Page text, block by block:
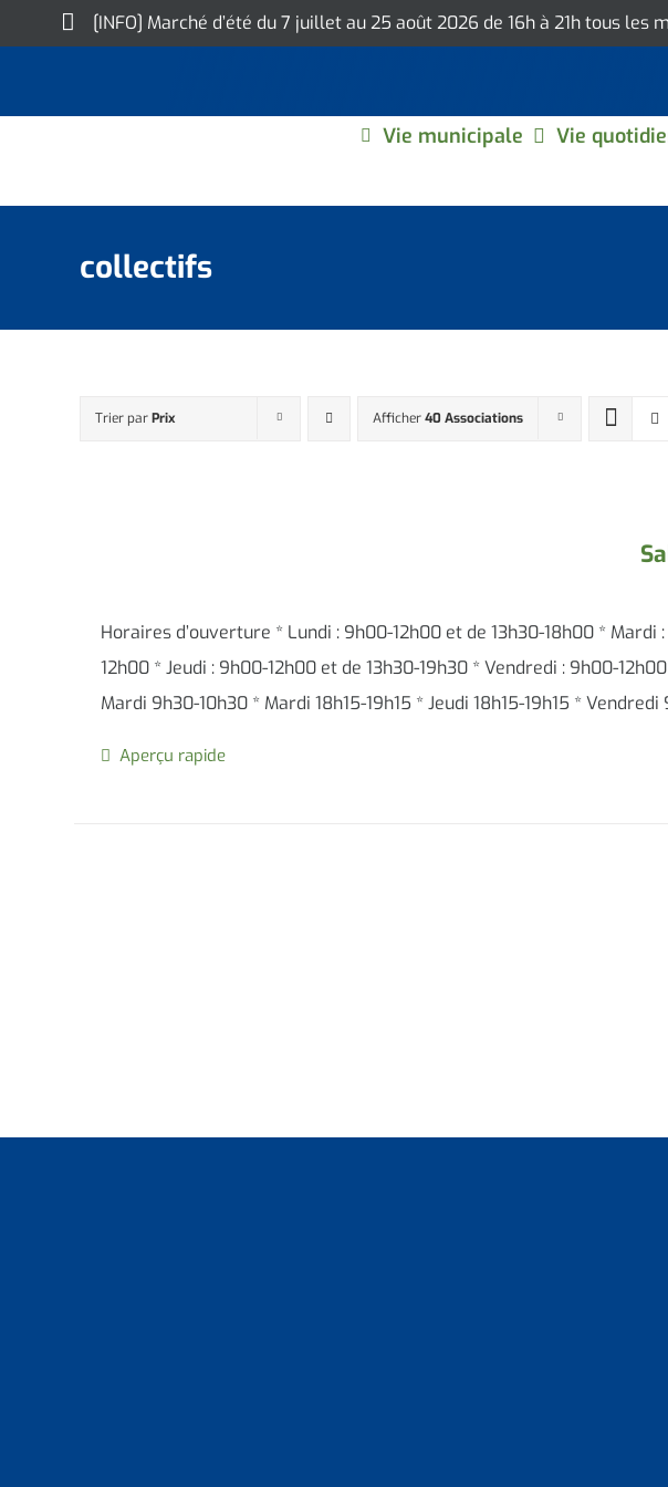
to
[INFO] Marché d’été du 7 juillet au 25 août 2026 de 16h à 21h tous
Vie municipale Vie
collectifs
Trier parPrix Afficher40 Associations
Horaires d’ouverture * Lundi : 9h00-12h00 et de 13h30-18h00 *
12h00 * Jeudi : 9h00-12h00 et de 13h30-19h30 * Vendredi : 9h00-
Mardi 9h30-10h30 * Mardi 18h15-19h15 * Jeudi 18h15-19h15 *
Aperçu rapide